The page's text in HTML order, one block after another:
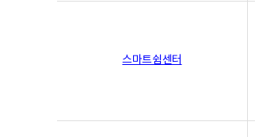
스마트쉼센터